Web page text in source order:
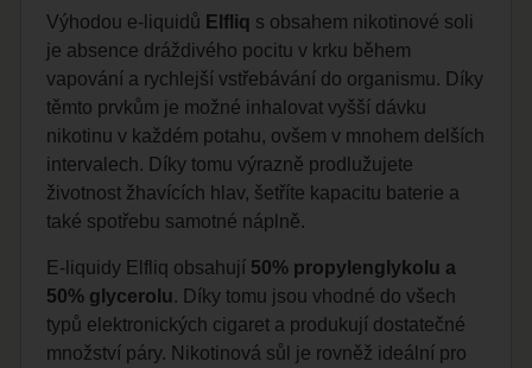
Výhodou e-liquidů Elfliq s obsahem nikotinové soli
je absence dráždivého pocitu v krku během
vapování a rychlejší vstřebávání do organismu. Díky
těmto prvkům je možné inhalovat vyšší dávku
nikotinu v každém potahu, ovšem v mnohem delších
intervalech. Díky tomu výrazně prodlužujete
životnost žhavících hlav, šetříte kapacitu baterie a
také spotřebu samotné náplně.
E-liquidy Elfliq obsahují 50% propylenglykolu a
50% glycerolu. Díky tomu jsou vhodné do všech
typů elektronických cigaret a produkují dostatečné
množství páry. Nikotinová sůl je rovněž ideální pro